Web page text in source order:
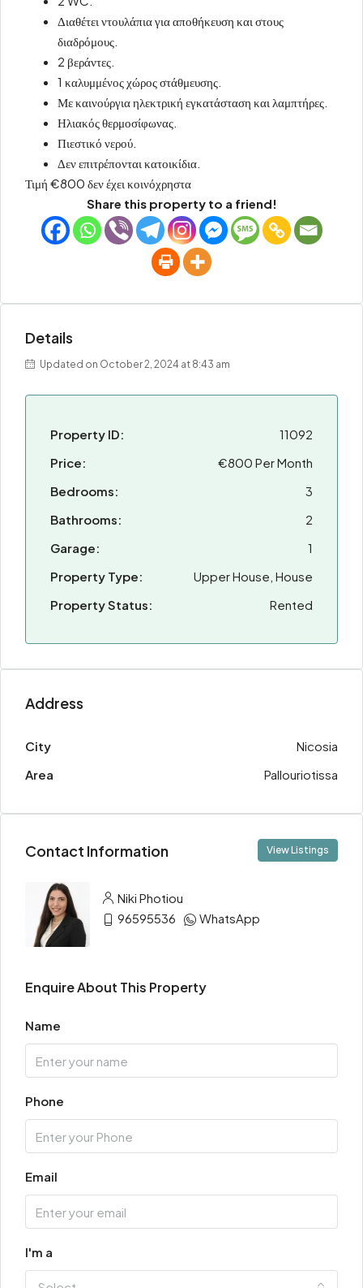
Διαθέτει ντουλάπια για αποθήκευση και στους
διαδρόμους.
2 βεράντες.
1 καλυμμένος χώρος στάθμευσης.
Με καινούργια ηλεκτρική εγκατάσταση και λαμπτήρες.
Ηλιακός θερμοσίφωνας.
Πιεστικό νερού.
Δεν επιτρέπονται κατοικίδια.
Τιμή €800 δεν έχει κοινόχρηστα
Share this property to a friend!
Details
Updated on October 2, 2024 at 8:43 am
Property ID:
11092
Price:
€800 Per Month
Bedrooms:
3
Bathrooms:
2
Garage:
1
Property Type:
Upper House, House
Property Status:
Rented
Address
City
Nicosia
Area
Pallouriotissa
Contact Information View Listings
Niki Photiou
96595536
WhatsApp
Enquire About This Property
Name
Phone
Email
I'm a